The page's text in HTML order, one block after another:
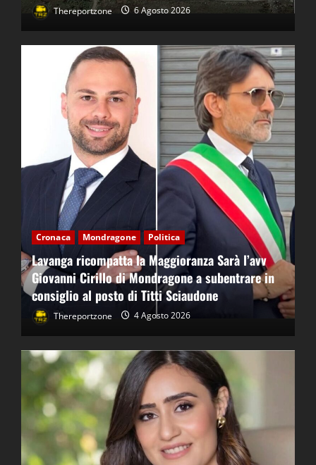
Thereportzone 6 Agosto 2026
Cronaca Mondragone Politica
Lavanga ricompatta la Maggioranza Sarà l’avv
Giovanni Cirillo di Mondragone a subentrare in
consiglio al posto di Titti Sciaudone
Thereportzone 4 Agosto 2026